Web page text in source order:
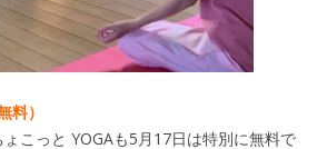
料）
こっと YOGAも5月17日は特別に無料で